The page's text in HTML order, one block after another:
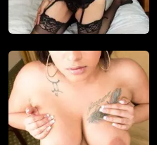
bezogene
Seien Sie
Website mit
wissen schließlich
schlechte
auf der Website
E-Mail-Adresse,
Telefonnummer